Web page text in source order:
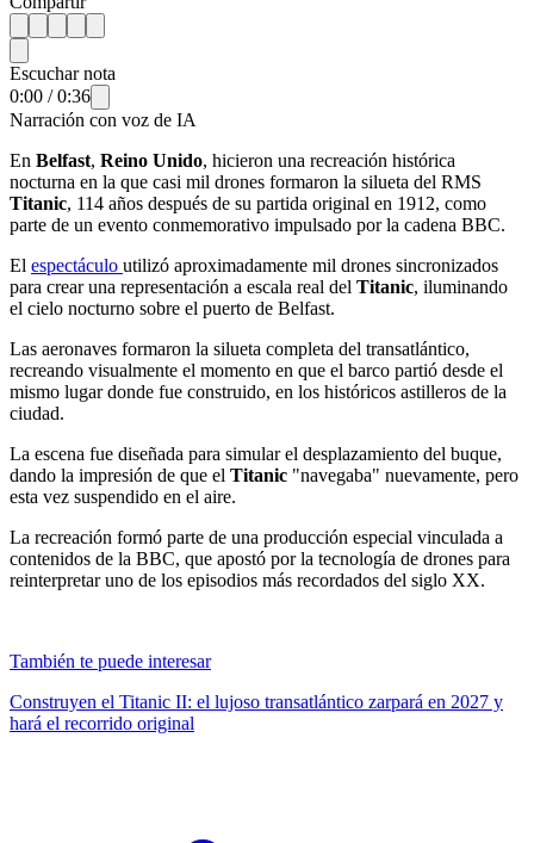
Escuchar nota
0:00 /0:36
Narración con voz de IA
En Belfast, Reino Unido, hicieron una recreación histórica
nocturna en la que casi mil drones formaron la silueta del RMS
Titanic, 114 años después de su partida original en 1912, como
parte de un evento conmemorativo impulsado por la cadena BBC.
El espectáculo utilizó aproximadamente mil drones sincronizados
para crear una representación a escala real del Titanic, iluminando
el cielo nocturno sobre el puerto de Belfast.
Las aeronaves formaron la silueta completa del transatlántico,
recreando visualmente el momento en que el barco partió desde el
mismo lugar donde fue construido, en los históricos astilleros de la
ciudad.
La escena fue diseñada para simular el desplazamiento del buque,
dando la impresión de que el Titanic "navegaba" nuevamente, pero
esta vez suspendido en el aire.
La recreación formó parte de una producción especial vinculada a
contenidos de la BBC, que apostó por la tecnología de drones para
reinterpretar uno de los episodios más recordados del siglo XX.
También te puede interesar
Construyen el Titanic II: el lujoso transatlántico zarpará en 2027 y
hará el recorrido original